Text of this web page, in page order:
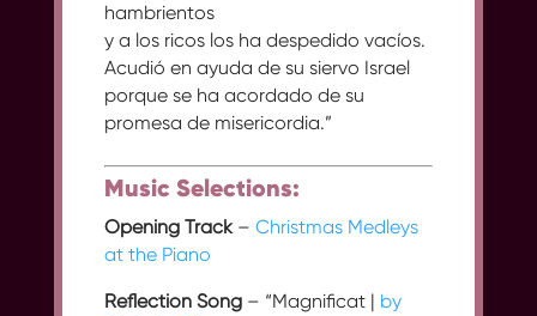
hambrientos
y a los ricos los ha despedido vacíos.
Acudió en ayuda de su siervo Israel
porque se ha acordado de su
promesa de misericordia.”
Music Selections:
Opening Track–Christmas Medleys
at the Piano
Reflection Song – “Magnificat | by